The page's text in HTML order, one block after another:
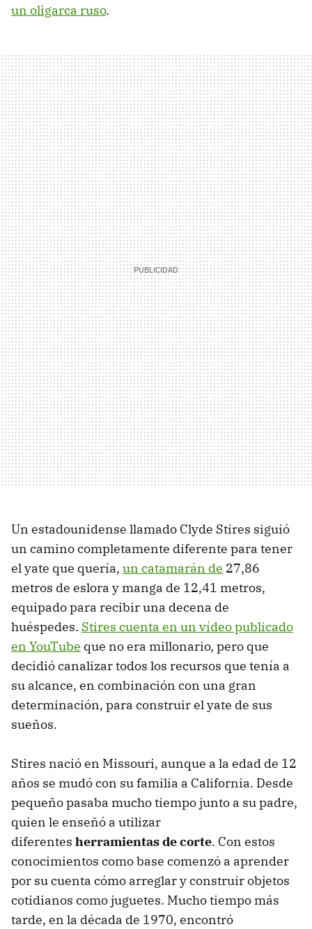
un oligarca ruso.
Un estadounidense llamado Clyde Stires siguió
un camino completamente diferente para tener
el yate que quería, un catamarán de 27,86
metros de eslora y manga de 12,41 metros,
equipado para recibir una decena de
huéspedes. Stires cuenta en un vídeo publicado
en YouTube que no era millonario, pero que
decidió canalizar todos los recursos que tenía a
su alcance, en combinación con una gran
determinación, para construir el yate de sus
sueños.
Stires nació en Missouri, aunque a la edad de 12
años se mudó con su familia a California. Desde
pequeño pasaba mucho tiempo junto a su padre,
quien le enseñó a utilizar
diferentes herramientas de corte. Con estos
conocimientos como base comenzó a aprender
por su cuenta cómo arreglar y construir objetos
cotidianos como juguetes. Mucho tiempo más
tarde, en la década de 1970, encontró